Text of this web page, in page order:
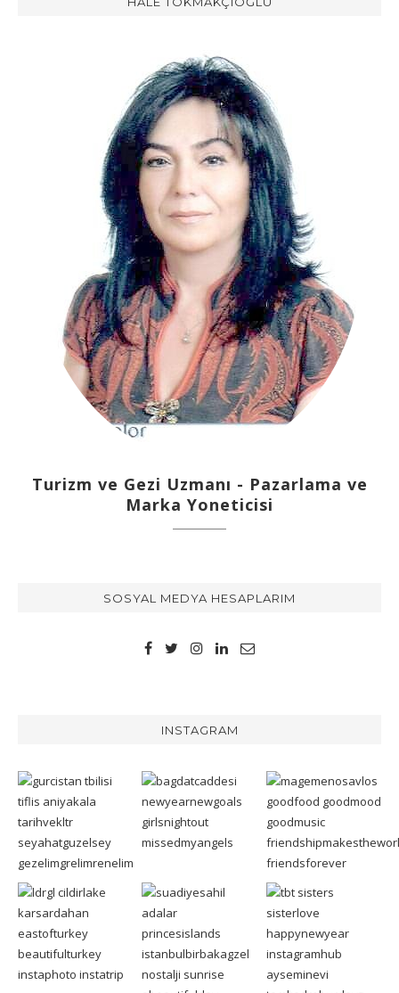
Turizm ve Gezi Uzmanı - Pazarlama ve
Marka Yoneticisi
SOSYAL MEDYA HESAPLARIM
INSTAGRAM